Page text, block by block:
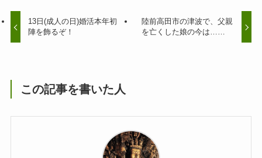
13日(成人の日)婚活本年初
陣を飾るぞ！
陸前高田市の津波で、父親
を亡くした娘の今は……
この記事を書いた人